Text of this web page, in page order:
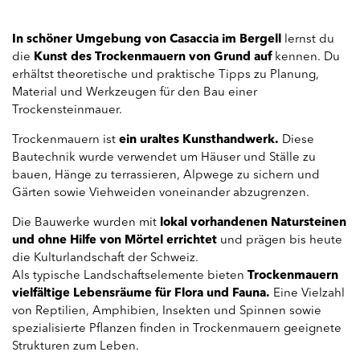
In schöner Umgebung von Casaccia im Bergell lernst du
die Kunst des Trockenmauern von Grund aufkennen. Du
erhältst theoretische und praktische Tipps zu Planung,
Material und Werkzeugen für den Bau einer
Trockensteinmauer.
Trockenmauern ist ein uraltes Kunsthandwerk. Diese
Bautechnik wurde verwendet um Häuser und Ställe zu
bauen, Hänge zu terrassieren, Alpwege zu sichern und
Gärten sowie Viehweiden voneinander abzugrenzen.
​Die Bauwerke wurden mit lokal vorhandenen Natursteinen
und ohne Hilfe von Mörtel errichtet und prägen bis heute
die Kulturlandschaft der Schweiz.
Als typische Landschaftselemente bieten Trockenmauern
vielfältige Lebensräume für Flora und Fauna. Eine Vielzahl
von Reptilien, Amphibien, Insekten und Spinnen sowie
spezialisierte Pflanzen finden in Trockenmauern geeignete
Strukturen zum Leben.